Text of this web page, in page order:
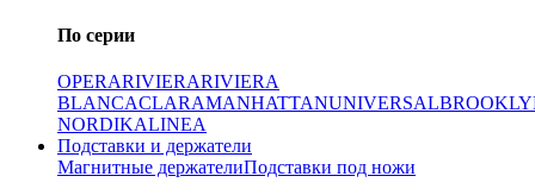
По серии
OPERARIVIERARIVIERA
BLANCACLARAMANHATTANUNIVERSAL
NORDIKALINEA
Подставки и держатели
Магнитные держателиПодставки под ножи